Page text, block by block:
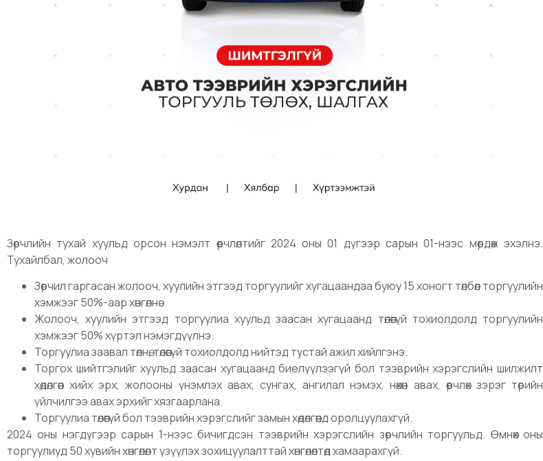
Зөрчлийн тухай хуульд орсон нэмэлт өөрчлөлтийг 2024 оны 01 дүгээр сарын 01-нээс мөрдөж эхэлнэ.
Тухайлбал, жолооч
Зөрчил гаргасан жолооч, хуулийн этгээд торгуулийг хугацаандаа буюу 15 хоногт төлбөл торгуулийн
хэмжээг 50%-аар хөнгөлнө.
Жолооч, хуулийн этгээд торгуулиа хуульд заасан хугацаанд төлөөгүй тохиолдолд торгуулийн
хэмжээг 50% хүртэл нэмэгдүүлнэ.
Торгуулиа заавал төлнө, төлөөгүй тохиолдолд нийтэд тустай ажил хийлгэнэ.
Торгох шийтгэлийг хуульд заасан хугацаанд биелүүлээгүй бол тээврийн хэрэгслийн шилжилт
хөдөлгөөн хийх эрх, жолооны үнэмлэх авах, сунгах, ангилал нэмэх, нөхөн авах, өөрчлөх зэрэг төрийн
үйлчилгээ авах эрхийг хязгаарлана.
Торгуулиа төлөөгүй бол тээврийн хэрэгслийг замын хөдөлгөөнд оролцуулахгүй.
2024 оны нэгдүгээр сарын 1-нээс бичигдсэн тээврийн хэрэгслийн зөрчлийн торгуульд. Өмнөх оны
торгуулиуд 50 хувийн хөнгөлөлт үзүүлэх зохицуулалттай хөнгөлөлтөд хамаарахгүй.